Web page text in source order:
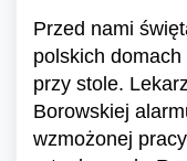
Przed nami
polskich
przy stole.
Borowskiej
wzmożonej